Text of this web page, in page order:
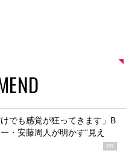
でも感覚が狂ってきます」B
・安藤周人が明かす“見え
PR